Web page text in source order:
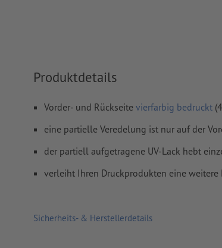
mm Abstand zum Endformat
Schriftenmüssen vollständig eingebettet
Produktdetails
Vorder- und Rückseite vierfarbig bedruckt
eine partielle Veredelung ist nur auf der
der partiell aufgetragene UV-Lack hebt
verleiht Ihren Druckprodukten eine weitere
Sicherheits- & Herstellerdetails